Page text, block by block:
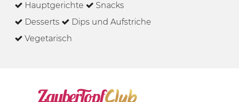
Hauptgerichte
Snacks
Desserts
Dips und Aufstriche
Vegetarisch